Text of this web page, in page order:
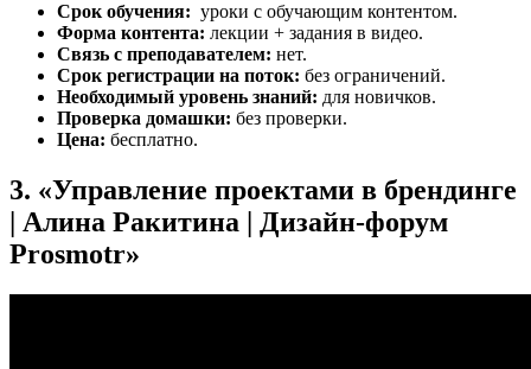
Срок обучения: уроки с обучающим контентом.
Форма контента: лекции + задания в видео.
Связь с преподавателем: нет.
Срок регистрации на поток: без ограничений.
Необходимый уровень знаний: для новичков.
Проверка домашки: без проверки.
Цена: бесплатно.
3. «Управление проектами в брендинге
| Алина Ракитина | Дизайн-форум
Prosmotr»